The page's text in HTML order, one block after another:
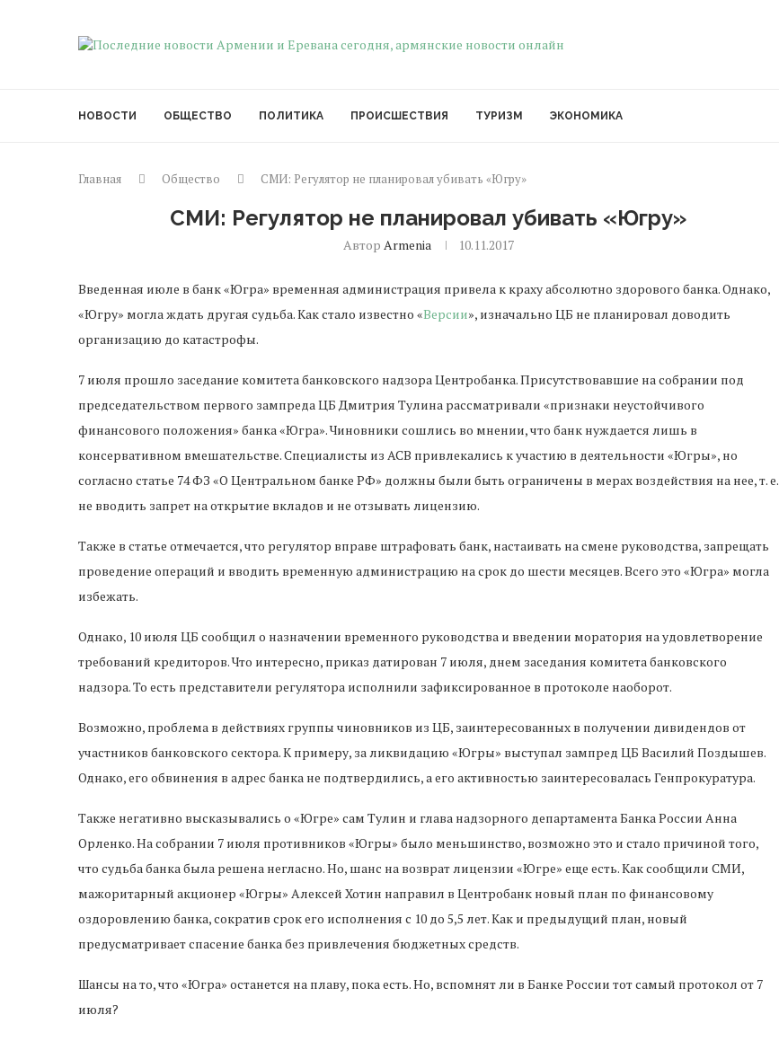
НОВОСТИ ОБЩЕСТВО ПОЛИТИКА ПРОИСШЕСТВИЯ ТУРИЗМ ЭКОНОМИКА
Главная Общество СМИ: Регулятор не планировал убивать «Югру»
СМИ: Регулятор не планировал убивать «Югру»
Автор Armenia 10.11.2017
Введенная июле в банк «Югра» временная администрация привела к краху абсолютно здорового банка. Однако,
«Югру» могла ждать другая судьба. Как стало известно «Версии», изначально ЦБ не планировал доводить
организацию до катастрофы.
7 июля прошло заседание комитета банковского надзора Центробанка. Присутствовавшие на собрании под
председательством первого зампреда ЦБ Дмитрия Тулина рассматривали «признаки неустойчивого
финансового положения» банка «Югра». Чиновники сошлись во мнении, что банк нуждается лишь в
консервативном вмешательстве. Специалисты из АСВ привлекались к участию в деятельности «Югры», но
согласно статье 74 ФЗ «О Центральном банке РФ» должны были быть ограничены в мерах воздействия на нее, т. е.
не вводить запрет на открытие вкладов и не отзывать лицензию.
Также в статье отмечается, что регулятор вправе штрафовать банк, настаивать на смене руководства, запрещать
проведение операций и вводить временную администрацию на срок до шести месяцев. Всего это «Югра» могла
избежать.
Однако, 10 июля ЦБ сообщил о назначении временного руководства и введении моратория на удовлетворение
требований кредиторов. Что интересно, приказ датирован 7 июля, днем заседания комитета банковского
надзора. То есть представители регулятора исполнили зафиксированное в протоколе наоборот.
Возможно, проблема в действиях группы чиновников из ЦБ, заинтересованных в получении дивидендов от
участников банковского сектора. К примеру, за ликвидацию «Югры» выступал зампред ЦБ Василий Поздышев.
Однако, его обвинения в адрес банка не подтвердились, а его активностью заинтересовалась Генпрокуратура.
Также негативно высказывались о «Югре» сам Тулин и глава надзорного департамента Банка России Анна
Орленко. На собрании 7 июля противников «Югры» было меньшинство, возможно это и стало причиной того,
что судьба банка была решена негласно. Но, шанс на возврат лицензии «Югре» еще есть. Как сообщили СМИ,
мажоритарный акционер «Югры» Алексей Хотин направил в Центробанк новый план по финансовому
оздоровлению банка, сократив срок его исполнения с 10 до 5,5 лет. Как и предыдущий план, новый
предусматривает спасение банка без привлечения бюджетных средств.
Шансы на то, что «Югра» останется на плаву, пока есть. Но, вспомнят ли в Банке России тот самый протокол от 7
июля?